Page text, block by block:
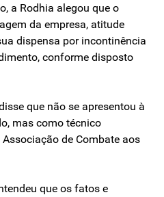
a Rodhia alegou que o
da empresa, atitude
dispensa por incontinência
conforme disposto
que não se apresentou à
mas como técnico
de Combate aos
que os fatos e